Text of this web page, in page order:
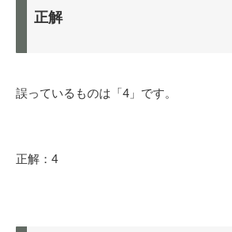
正解
誤っているものは「4」です。
正解：4